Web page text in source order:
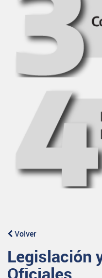
Volver
Legislación
Oficiales